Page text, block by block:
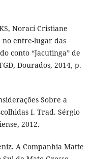
Noraci Cristiane
entre-lugar das
conto “Jacutinga” de
Dourados, 2014, p.
Sobre a
I. Trad. Sérgio
2012.
A Companhia Matte